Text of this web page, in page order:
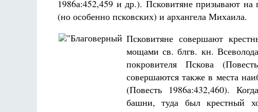
1986а:452,459 и др.). Псковитяне призывают
(но особенно псковских) и архангела Михаила.
Псковитяне совершают
мощами св. блгв. кн.
покровителя Пскова
совершаются также в места
(Повесть 1986а:432,460).
башни, туда был крестный